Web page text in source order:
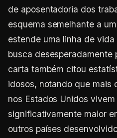
de aposentadoria dos
esquema semelhante a
estende uma linha de
busca desesperadamente
carta também citou
idosos, notando que mais
nos Estados Unidos
significativamente maior
outros países